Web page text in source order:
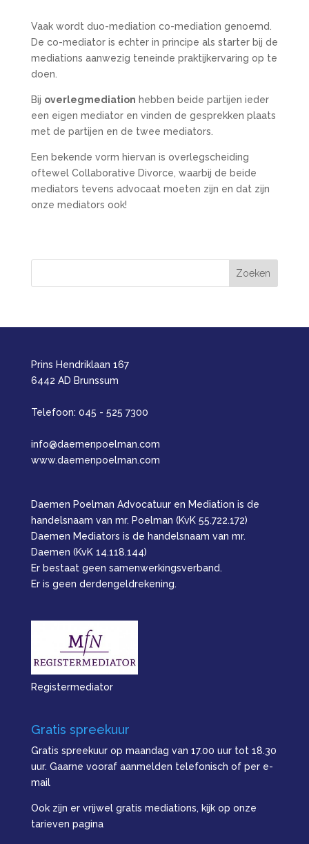
Vaak wordt duo-mediation co-mediation genoemd.
De co-mediator is echter in principe als starter bij de
mediations aanwezig teneinde praktijkervaring op te
doen.
Bij overlegmediation hebben beide partijen ieder
een eigen mediator en vinden de gesprekken plaats
met de partijen en de twee mediators.
Een bekende vorm hiervan is overlegscheiding
oftewel Collaborative Divorce, waarbij de beide
mediators tevens advocaat moeten zijn en dat zijn
onze mediators ook!
Prins Hendriklaan 167
6442 AD Brunssum
Telefoon: 045 - 525 7300
info@daemenpoelman.com
www.daemenpoelman.com
Daemen Poelman Advocatuur en Mediation is de
handelsnaam van mr. Poelman (KvK 55.722.172)
Daemen Mediators is de handelsnaam van mr.
Daemen (KvK 14.118.144)
Er bestaat geen samenwerkingsverband.
Er is geen derdengeldrekening.
Registermediator
Gratis spreekuur
Gratis spreekuur op maandag van 17.00 uur tot 18.30
uur. Gaarne vooraf aanmelden telefonisch of per e-
mail
Ook zijn er vrijwel gratis mediations, kijk op onze
tarieven pagina